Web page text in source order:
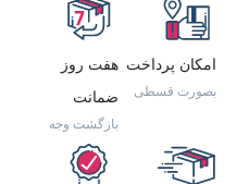
امکان پرداخت
بصورت قسطی
هفت روز
ضمانت
بازگشت وجه